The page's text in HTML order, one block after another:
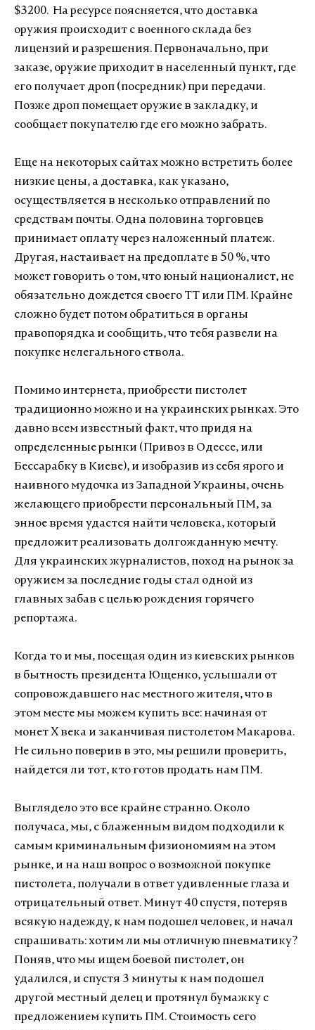
$3200. На ресурсе поясняется, что доставка
оружия происходит с военного склада без
лицензий и разрешения. Первоначально, при
заказе, оружие приходит в населенный пункт, где
его получает дроп (посредник) при передачи.
Позже дроп помещает оружие в закладку, и
сообщает покупателю где его можно забрать.
Еще на некоторых сайтах можно встретить более
низкие цены, а доставка, как указано,
осуществляется в несколько отправлений по
средствам почты. Одна половина торговцев
принимает оплату через наложенный платеж.
Другая, настаивает на предоплате в 50 %, что
может говорить о том, что юный националист, не
обязательно дождется своего ТТ или ПМ. Крайне
сложно будет потом обратиться в органы
правопорядка и сообщить, что тебя развели на
покупке нелегального ствола.
Помимо интернета, приобрести пистолет
традиционно можно и на украинских рынках. Это
давно всем известный факт, что придя на
определенные рынки (Привоз в Одессе, или
Бессарабку в Киеве), и изобразив из себя ярого и
наивного мудочка из Западной Украины, очень
желающего приобрести персональный ПМ, за
энное время удастся найти человека, который
предложит реализовать долгожданную мечту.
Для украинских журналистов, поход на рынок за
оружием за последние годы стал одной из
главных забав с целью рождения горячего
репортажа.
Когда то и мы, посещая один из киевских рынков
в бытность президента Ющенко, услышали от
сопровождавшего нас местного жителя, что в
этом месте мы можем купить все: начиная от
монет X века и заканчивая пистолетом Макарова.
Не сильно поверив в это, мы решили проверить,
найдется ли тот, кто готов продать нам ПМ.
Выглядело это все крайне странно. Около
получаса, мы, с блаженным видом подходили к
самым криминальным физиономиям на этом
рынке, и на наш вопрос о возможной покупке
пистолета, получали в ответ удивленные глаза и
отрицательный ответ. Минут 40 спустя, потеряв
всякую надежду, к нам подошел человек, и начал
спрашивать: хотим ли мы отличную пневматику?
Поняв, что мы ищем боевой пистолет, он
удалился, и спустя 3 минуты к нам подошел
другой местный делец и протянул бумажку с
предложением купить ПМ. Стоимость сего